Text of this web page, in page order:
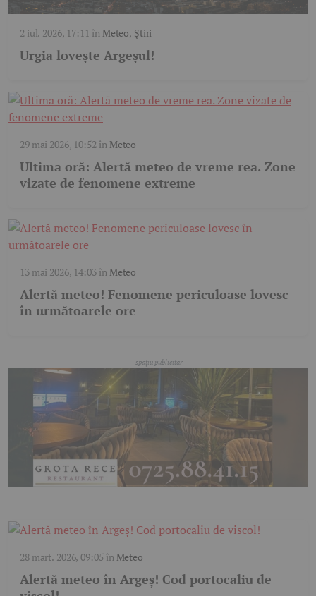
2 iul. 2026, 17:11 în Meteo, Știri
Urgia lovește Argeșul!
29 mai 2026, 10:52 în Meteo
Ultima oră: Alertă meteo de vreme rea. Zone
vizate de fenomene extreme
13 mai 2026, 14:03în Meteo
Alertă meteo! Fenomene periculoase lovesc
în următoarele ore
28 mart. 2026, 09:05 în Meteo
Alertă meteo în Argeș! Cod portocaliu de